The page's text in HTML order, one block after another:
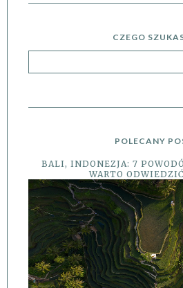
CZEGO
POLECANY
BALI, INDONEZJA: 7
WARTO